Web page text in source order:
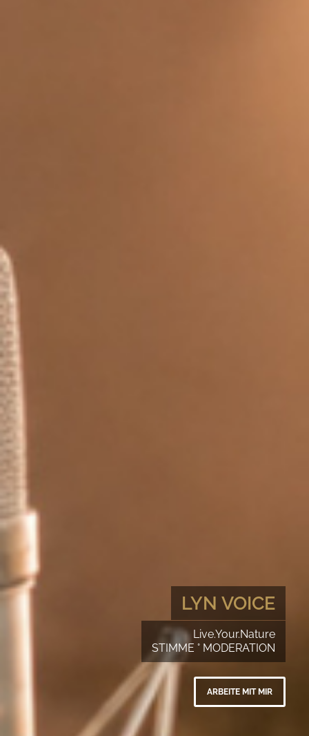
LYN VOICE
Live.Your.Nature
STIMME ° MODERATION
ARBEITE MIT MIR